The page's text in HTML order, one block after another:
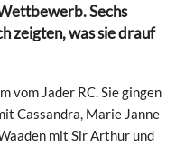
Sechs
zeigten, was sie drauf
vom Jader RC. Sie gingen
Cassandra, Marie Janne
mit Sir Arthur und